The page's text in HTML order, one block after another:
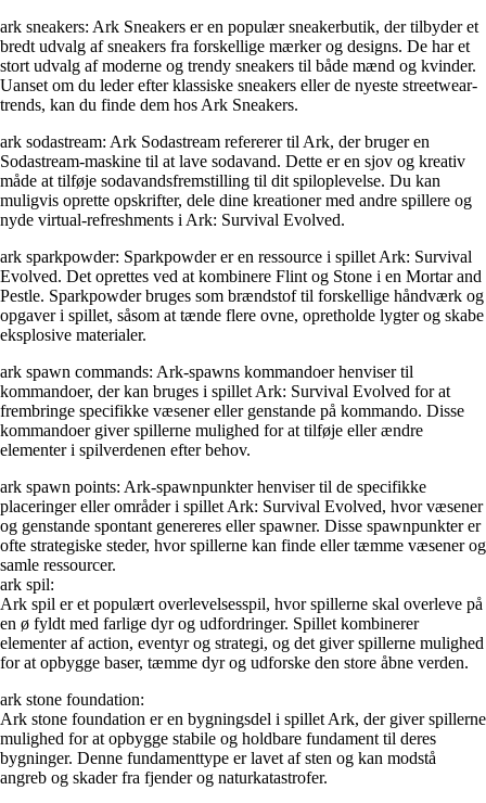
ark sneakers: Ark Sneakers er en populær sneakerbutik, der tilbyder et
bredt udvalg af sneakers fra forskellige mærker og designs. De har et
stort udvalg af moderne og trendy sneakers til både mænd og kvinder.
Uanset om du leder efter klassiske sneakers eller de nyeste streetwear-
trends, kan du finde dem hos Ark Sneakers.
ark sodastream: Ark Sodastream refererer til Ark, der bruger en
Sodastream-maskine til at lave sodavand. Dette er en sjov og kreativ
måde at tilføje sodavandsfremstilling til dit spiloplevelse. Du kan
muligvis oprette opskrifter, dele dine kreationer med andre spillere og
nyde virtual-refreshments i Ark: Survival Evolved.
ark sparkpowder: Sparkpowder er en ressource i spillet Ark: Survival
Evolved. Det oprettes ved at kombinere Flint og Stone i en Mortar and
Pestle. Sparkpowder bruges som brændstof til forskellige håndværk og
opgaver i spillet, såsom at tænde flere ovne, opretholde lygter og skabe
eksplosive materialer.
ark spawn commands: Ark-spawns kommandoer henviser til
kommandoer, der kan bruges i spillet Ark: Survival Evolved for at
frembringe specifikke væsener eller genstande på kommando. Disse
kommandoer giver spillerne mulighed for at tilføje eller ændre
elementer i spilverdenen efter behov.
ark spawn points: Ark-spawnpunkter henviser til de specifikke
placeringer eller områder i spillet Ark: Survival Evolved, hvor væsener
og genstande spontant genereres eller spawner. Disse spawnpunkter er
ofte strategiske steder, hvor spillerne kan finde eller tæmme væsener og
samle ressourcer.
ark spil:
Ark spil er et populært overlevelsesspil, hvor spillerne skal overleve på
en ø fyldt med farlige dyr og udfordringer. Spillet kombinerer
elementer af action, eventyr og strategi, og det giver spillerne mulighed
for at opbygge baser, tæmme dyr og udforske den store åbne verden.
ark stone foundation:
Ark stone foundation er en bygningsdel i spillet Ark, der giver spillerne
mulighed for at opbygge stabile og holdbare fundament til deres
bygninger. Denne fundamenttype er lavet af sten og kan modstå
angreb og skader fra fjender og naturkatastrofer.